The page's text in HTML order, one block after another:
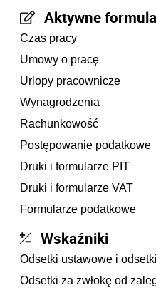
Aktywne
Czas pracy
Umowy o pracę
Urlopy pracownicze
Wynagrodzenia
Rachunkowość
Postępowanie podatkowe
Druki i formularze PIT
Druki i formularze VAT
Formularze podatkowe
Wskaźniki
Odsetki ustawowe i
Odsetki za zwłokę od